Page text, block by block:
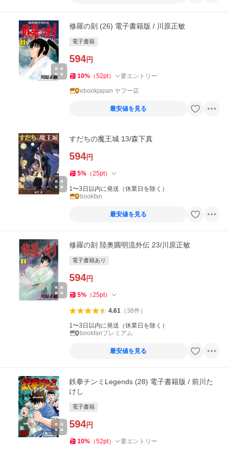
修羅の刻 (26) 電子書籍版 / 川原正敏
電子書籍
594円
10% （52pt） 要エントリー
ebookjapan ヤフー店
最安値を見る
すだちの魔王城 13/森下真
594円
5% （25pt）
1〜3日以内に発送（休業日を除く）
bookfan
最安値を見る
修羅の刻 陸奥圓明流外伝 23/川原正敏
電子書籍あり
594円
5% （25pt）
4.61（38件）
1〜3日以内に発送（休業日を除く）
bookfanプレミアム
最安値を見る
鉄拳チンミLegends (28) 電子書籍版 / 前川た
けし
電子書籍
594円
10% （52pt） 要エントリー